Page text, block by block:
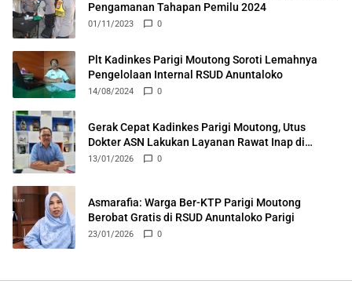
Pengamanan Tahapan Pemilu 2024
01/11/2023 0
Plt Kadinkes Parigi Moutong Soroti Lemahnya
Pengelolaan Internal RSUD Anuntaloko
14/08/2024 0
Gerak Cepat Kadinkes Parigi Moutong, Utus
Dokter ASN Lakukan Layanan Rawat Inap di
Puskesmas Ongka
13/01/2026 0
Asmarafia: Warga Ber-KTP Parigi Moutong
Berobat Gratis di RSUD Anuntaloko Parigi
23/01/2026 0